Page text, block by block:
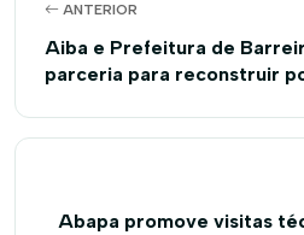
ANTERIOR
Aiba e Prefeitura de
parceria para reconstruir
Abapa promove visitas